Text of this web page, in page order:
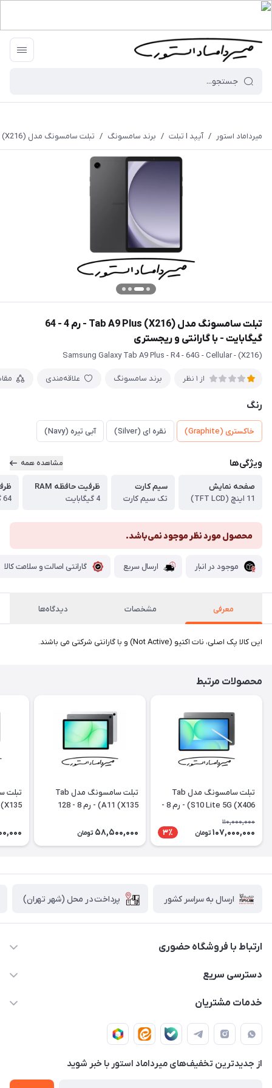
میرداماد استور / آیپد I تبلت / برند سامسونگ / تبلت سامسونگ مدل Tab A9 Plus (X216) - رم 4 - 64 گیگابایت - با گارانتی و ریجستری
تبلت سامسونگ مدل Tab A9 Plus (X216) - رم 4 - 64
گیگابایت - با گارانتی و ریجستری
Samsung Galaxy Tab A9 Plus - R4 - 64G - Cellular - (X216)
از 1 نظر برند سامسونگ علاقه‌مندی
رنگ
خاکستری (Graphite) نقره ای (Silver) آبی تیره (Navy)
ویژگی‌ها مشاهده همه
صفحه نمایش
11 اینچ (TFT LCD)
سیم کارت
تک سیم کارت
ظرفیت حافظه RAM
4 گیگابایت
64 گیگابایت
محصول مورد نظر موجود نمی‌باشد.
موجود در انبار ارسال سریع گارانتی اصالت و سلامت کالا
معرفی مشخصات دیدگاه‌ها
این کالا پک اصلی، نات اکتیو (Not Active) و با گارانتی شرکتی می باشند.
محصولات مرتبط
تبلت سامسونگ مدل Tab
S10 Lite 5G (X406) - رم 8 -
256 گیگابایت - با گارانتی و
رجیستری
110,000,000
107,000,000 تومان 3٪
تبلت سامسونگ مدل Tab
A11 (X135) - رم 8 - 128
رجیستری
58,500,000 تومان
ارسال به سراسر کشور پرداخت در محل (شهر تهران)
ارتباط با فروشگاه حضوری
02188874370 - 02188874371
پایتخت - طبقه اول - واحد 172
دسترسی سریع
صـفـحـه اصـلـی
دربـاره مـیـردامـاد اسـتـور
خدمات مشتریان
قـوانـیـن و مـقـررات
روش هـای پـرداخـت
تـیـکـت بـه پـشـتـیـبـانـی
از جدید‌ترین تخفیف‌های میرداماد استور با‌ خبر شوید